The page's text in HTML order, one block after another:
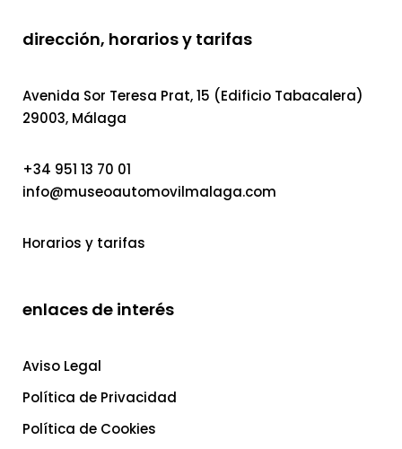
dirección, horarios y tarifas
Avenida Sor Teresa Prat, 15 (Edificio Tabacalera)
29003, Málaga
+34 951 13 70 01
info@museoautomovilmalaga.com
Horarios y tarifas
enlaces de interés
Aviso Legal
Política de Privacidad
Política de Cookies